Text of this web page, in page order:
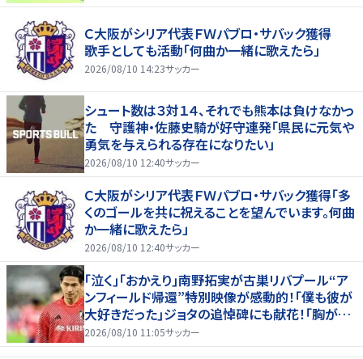
Ｃ大阪がシリア代表ＦＷパブロ・サバック獲得
歌手としても活動「何曲か一緒に歌えたら」
2026/08/10 14:23サッカー
シュート数は３対１４、それでも熊本は負けなかっ
た 守護神・佐藤史騎が好守連発「県民に元気や
勇気を与えられる存在になりたい」
2026/08/10 12:40サッカー
Ｃ大阪がシリア代表ＦＷパブロ・サバック獲得「多
くのゴールを共に祝えることを望んでいます。何曲
か一緒に歌えたら」
2026/08/10 12:40サッカー
｢泣く｣｢おかえり｣南野拓実が古巣リバプール“ア
ンフィールド帰還”特別映像が感動的！｢僕も彼が
大好きだった｣ジョタの追悼碑にも献花！｢胸が熱
くなります…｣
2026/08/10 11:05サッカー